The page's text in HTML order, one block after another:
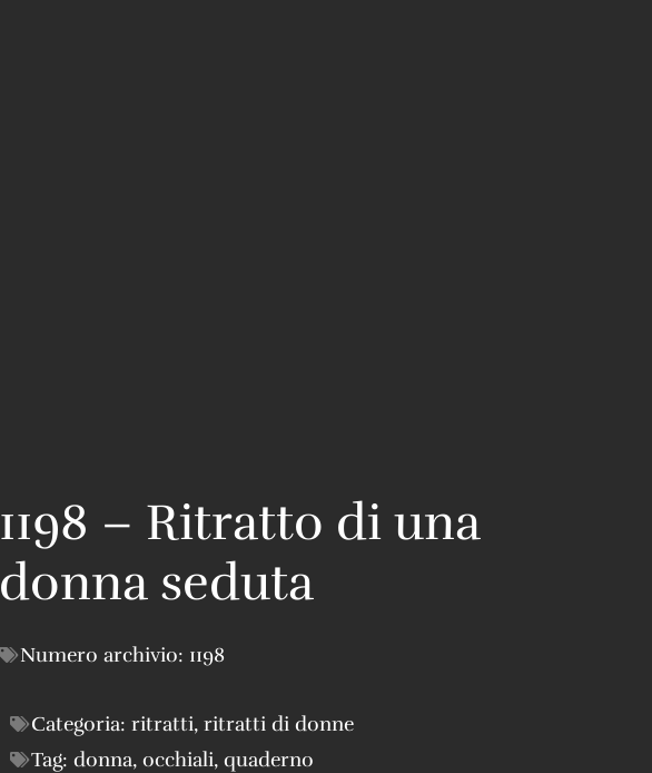
1198 – Ritratto di una
donna seduta
Numero archivio: 1198
Categoria: ritratti, ritratti di donne
Tag: donna, occhiali, quaderno